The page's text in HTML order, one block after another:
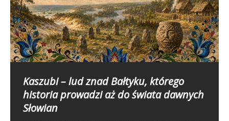
Kaszubi – lud znad Bałtyku, którego
historia prowadzi aż do świata dawnych
Słowian
Jak czytać Kaszuby: podstawowe zwroty
po kaszubsku dla turystów
Jadąc na Kaszuby, widzisz dwujęzyczne tablice, nazwy
Szlakiem kaszubskich jezior: 5 tras
pieszych i rowerowych z widokiem na
wodę
Historia i tradycyjne Kaszub:
Kościerzyna – Zwiedzanie Atrakcji
Miasta na Kaszubach
Kościerzyna, malowniczo położona w sercu Kaszub, to